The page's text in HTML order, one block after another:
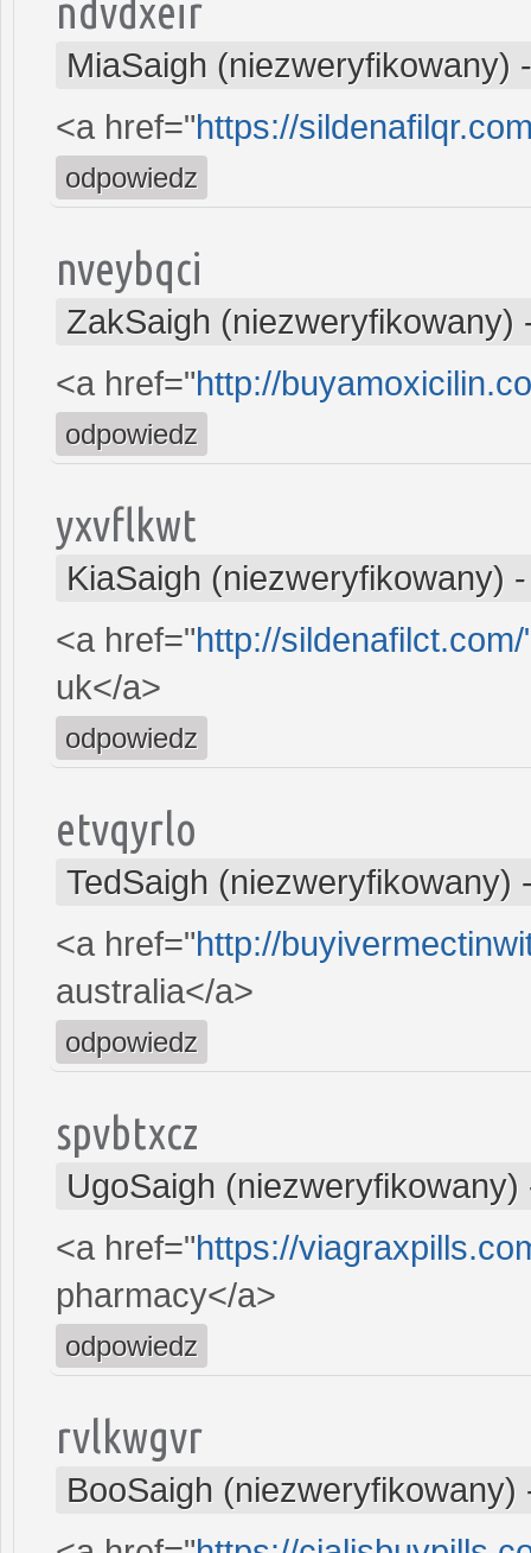
ndvdxeir
MiaSaigh (niezweryfikowany)
<a href="https://
odpowiedz
nveybqci
ZakSaigh (niezweryfikowany)
<a href="http://
odpowiedz
yxvflkwt
KiaSaigh (niezweryfikowany)
<a href="http://
uk</a>
odpowiedz
etvqyrlo
TedSaigh (niezweryfikowany)
<a href="http://
australia</a>
odpowiedz
spvbtxcz
UgoSaigh (niezweryfikowany)
<a href="https://
pharmacy</a>
odpowiedz
rvlkwgvr
BooSaigh (niezweryfikowany)